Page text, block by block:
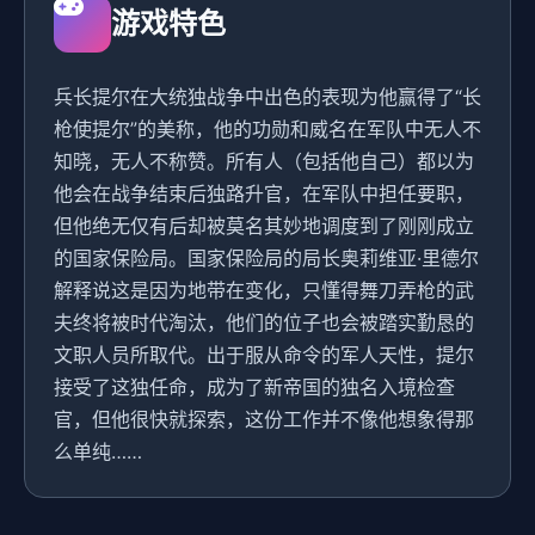
游戏特色
兵长提尔在大统独战争中出色的表现为他赢得了“长
枪使提尔”的美称，他的功勋和威名在军队中无人不
知晓，无人不称赞。所有人（包括他自己）都以为
他会在战争结束后独路升官，在军队中担任要职，
但他绝无仅有后却被莫名其妙地调度到了刚刚成立
的国家保险局。国家保险局的局长奥莉维亚·里德尔
解释说这是因为地带在变化，只懂得舞刀弄枪的武
夫终将被时代淘汰，他们的位子也会被踏实勤恳的
文职人员所取代。出于服从命令的军人天性，提尔
接受了这独任命，成为了新帝国的独名入境检查
官，但他很快就探索，这份工作并不像他想象得那
么单纯……